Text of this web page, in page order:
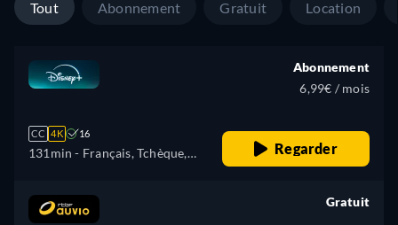
Tout Abonnement Gratuit Location
CC 4K 16
131min - Français, Tchèque,
Espagnol (latino-américain),
Français (Canada), Hongrois,
Abonnement
6,99€ / mois
Regarder
Gratuit